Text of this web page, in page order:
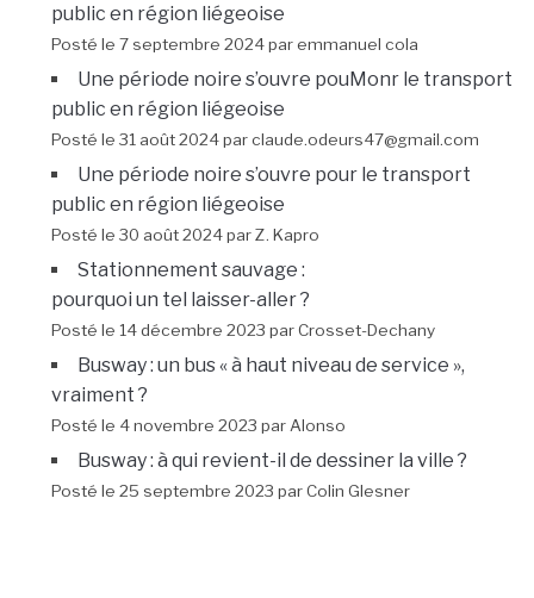
public en région liégeoise
Posté le 7 septembre 2024 par emmanuel cola
Une période noire s’ouvre pouMonr le transport
public en région liégeoise
Posté le 31 août 2024 par claude.odeurs47@gmail.com
Une période noire s’ouvre pour le transport
public en région liégeoise
Posté le 30 août 2024 par Z. Kapro
Stationnement sauvage :
pourquoi un tel laisser-aller ?
Posté le 14 décembre 2023 par Crosset-Dechany
Busway : un bus « à haut niveau de service »,
vraiment ?
Posté le 4 novembre 2023 par Alonso
Busway : à qui revient-il de dessiner la ville ?
Posté le 25 septembre 2023 par Colin Glesner